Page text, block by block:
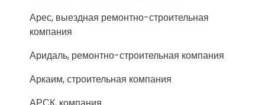
Арес, выездная ремонтно-строительная
компания
Аридаль, ремонтно-строительная компания
Аркаим, строительная компания